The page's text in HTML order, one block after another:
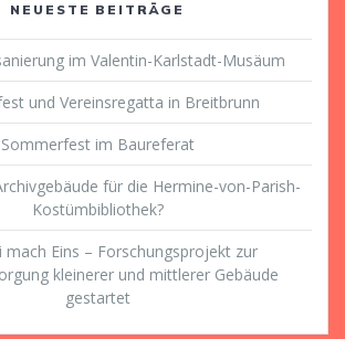
NEUESTE BEITRÄGE
im Valentin-Karlstadt-Musäum
und Vereinsregatta in Breitbrunn
Sommerfest im Baureferat
für die Hermine-von-Parish-
Kostümbibliothek?
mach Eins – Forschungsprojekt zur
kleinerer und mittlerer Gebäude
gestartet